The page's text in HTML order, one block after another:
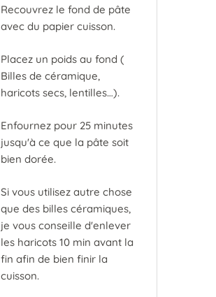
Recouvrez le fond de pâte
avec du papier cuisson.
Placez un poids au fond (
Billes de céramique,
haricots secs, lentilles…).
Enfournez pour 25 minutes
jusqu'à ce que la pâte soit
bien dorée.
Si vous utilisez autre chose
que des billes céramiques,
je vous conseille d'enlever
les haricots 10 min avant la
fin afin de bien finir la
cuisson.